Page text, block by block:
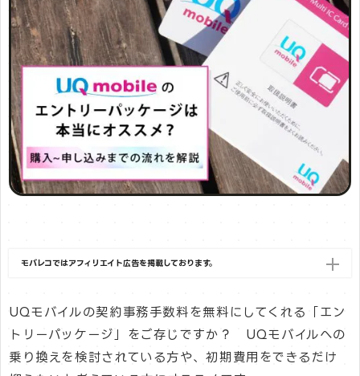
モバレコではアフィリエイト広告を掲載しております。
UQモバイルの契約事務手数料を無料にしてくれる「エン
トリーパッケージ」をご存じですか？ UQモバイルへの
乗り換えを検討されている方や、初期費用をできるだけ